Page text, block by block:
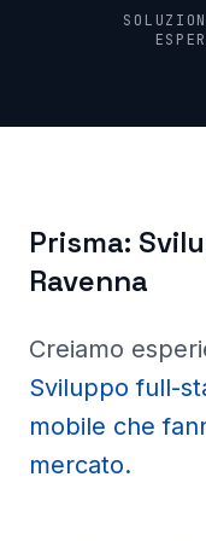
Prisma:
Ravenna
Creiamo
Sviluppo full-
mobile che
mercato.